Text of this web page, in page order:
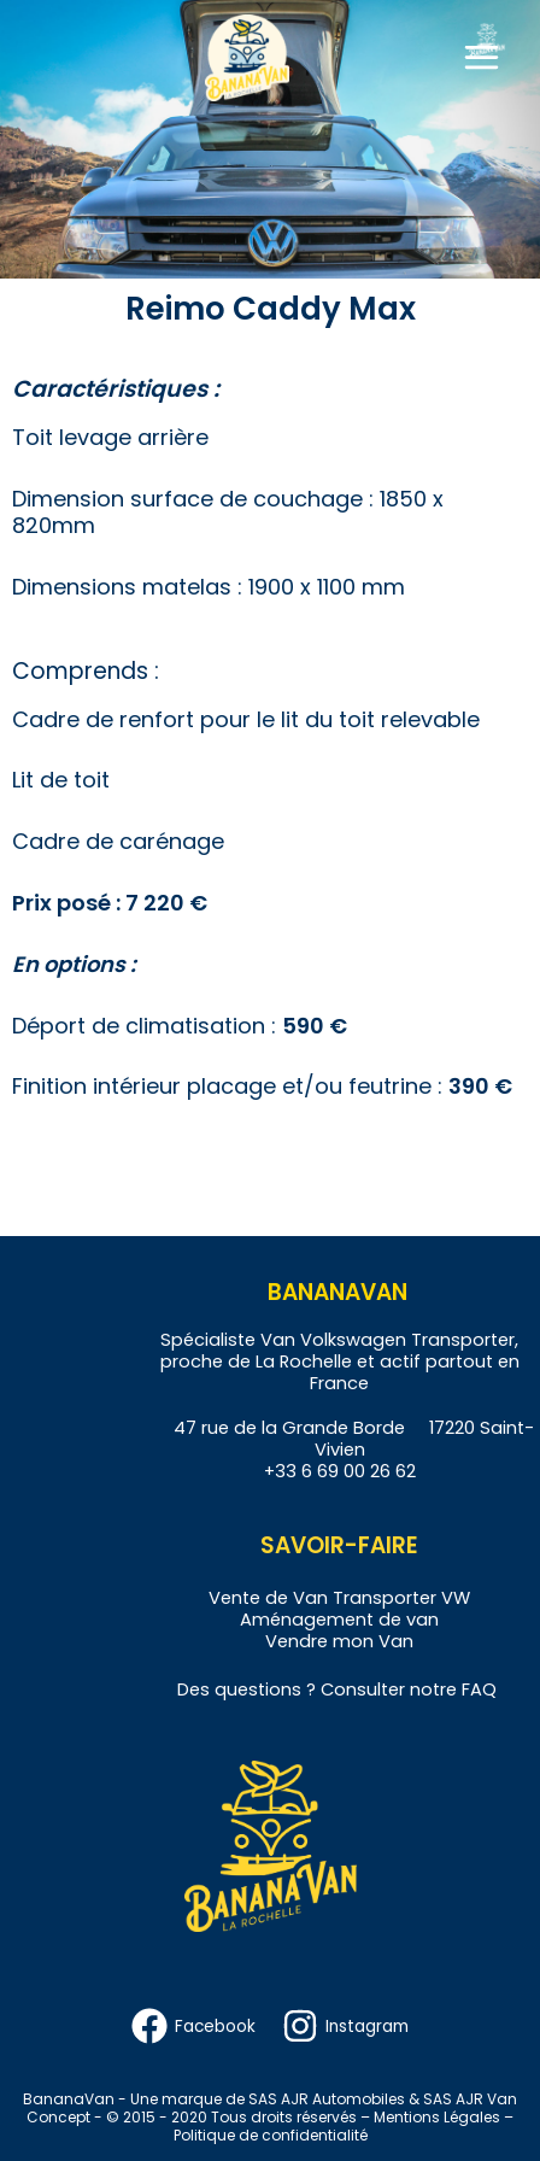
REIMO Caddy Max
Reimo Caddy Max
Caractéristiques :
Toit levage arrière
Dimension surface de couchage : 1850 x
820mm
Dimensions matelas : 1900 x 1100 mm
Comprends :
Cadre de renfort pour le lit du toit relevable
Lit de toit
Cadre de carénage
Prix posé : 7 220 €
En options :
Déport de climatisation : 590 €
Finition intérieur placage et/ou feutrine : 390 €
BANANAVAN
Spécialiste Van Volkswagen Transporter,
proche de La Rochelle et actif partout en
France
47 rue de la Grande Borde 17220 Saint-
Vivien
+33 6 69 00 26 62
SAVOIR-FAIRE
Vente de Van Transporter VW
Aménagement de van
Vendre mon Van
Des questions ? Consulter notre FAQ
Facebook Instagram
BananaVan - Une marque de SAS AJR Automobiles & SAS AJR Van
Concept - © 2015 - 2020 Tous droits réservés –Mentions Légales –
Politique de confidentialité